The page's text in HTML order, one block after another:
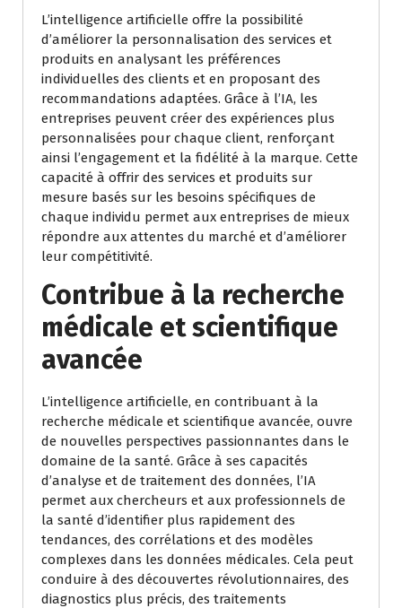
L’intelligence artificielle offre la possibilité
d’améliorer la personnalisation des services et
produits en analysant les préférences
individuelles des clients et en proposant des
recommandations adaptées. Grâce à l’IA, les
entreprises peuvent créer des expériences plus
personnalisées pour chaque client, renforçant
ainsi l’engagement et la fidélité à la marque. Cette
capacité à offrir des services et produits sur
mesure basés sur les besoins spécifiques de
chaque individu permet aux entreprises de mieux
répondre aux attentes du marché et d’améliorer
leur compétitivité.
Contribue à la recherche
médicale et scientifique
avancée
L’intelligence artificielle, en contribuant à la
recherche médicale et scientifique avancée, ouvre
de nouvelles perspectives passionnantes dans le
domaine de la santé. Grâce à ses capacités
d’analyse et de traitement des données, l’IA
permet aux chercheurs et aux professionnels de
la santé d’identifier plus rapidement des
tendances, des corrélations et des modèles
complexes dans les données médicales. Cela peut
conduire à des découvertes révolutionnaires, des
diagnostics plus précis, des traitements